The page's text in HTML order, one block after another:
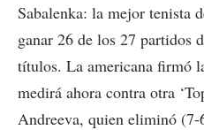
Sabalenka: la mejor tenista
ganar 26 de los 27 partidos
títulos. La americana firmó
medirá ahora contra otra
Andreeva, quien eliminó